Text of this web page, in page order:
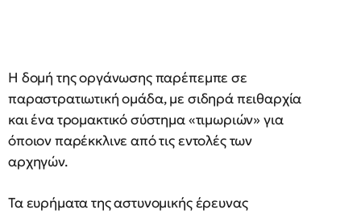
Η δομή της οργάνωσης παρέπεμπε σε
παραστρατιωτική ομάδα, με σιδηρά πειθαρχία
και ένα τρομακτικό σύστημα «τιμωριών» για
όποιον παρέκκλινε από τις εντολές των
αρχηγών.
Τα ευρήματα της αστυνομικής έρευνας